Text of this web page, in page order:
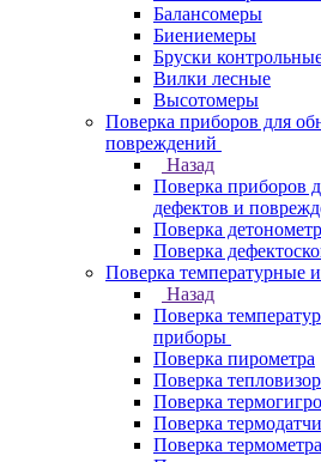
Балансомеры
Биениемеры
Бруски
Вилки лесные
Высотомеры
Поверка приборов для
повреждений
Назад
Поверка приборов
дефектов и
Поверка
Поверка
Поверка температурные
Назад
Поверка
приборы
Поверка пирометра
Поверка
Поверка
Поверка
Поверка термометра